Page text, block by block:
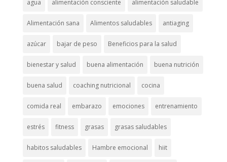
agua alimentación consciente alimentación saludable
Alimentación sana Alimentos saludables antiaging
azúcar bajar de peso Beneficios para la salud
bienestar y salud buena alimentación buena nutrición
buena salud coaching nutricional cocina
comida real embarazo emociones entrenamiento
estrés fitness grasas grasas saludables
habitos saludables Hambre emocional hiit